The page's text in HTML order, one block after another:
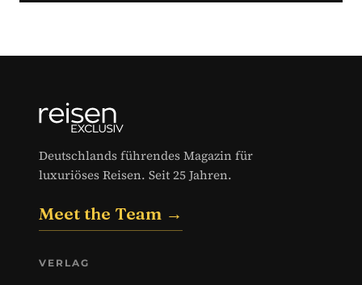
Deutschlands führendes Magazin für
luxuriöses Reisen. Seit 25 Jahren.
Meet the Team →
VERLAG